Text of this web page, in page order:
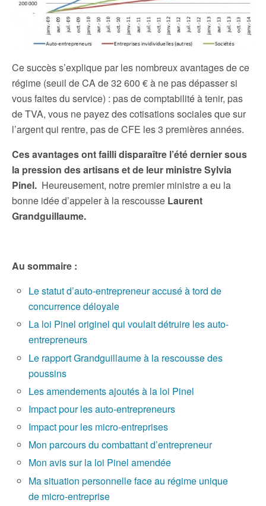
Ce succès s’explique par les nombreux avantages de ce
régime (seuil de CA de 32 600 € à ne pas dépasser si
vous faites du service) : pas de comptabilité à tenir, pas
de TVA, vous ne payez des cotisations sociales que sur
l’argent qui rentre, pas de CFE les 3 premières années.
Ces avantages ont failli disparaître l’été dernier sous
la pression des artisans et de leur ministre Sylvia
Pinel. Heureusement, notre premier ministre a eu la
bonne idée d’appeler à la rescousse Laurent
Grandguillaume.
Au sommaire :
Le statut d’auto-entrepreneur accusé à tord de
concurrence déloyale
La loi Pinel originel qui voulait détruire les auto-
entrepreneurs
Le rapport Grandguillaume à la rescousse des
poussins
Les amendements ajoutés à la loi Pinel
Impact pour les auto-entrepreneurs
Impact pour les micro-entreprises
Mon parcours du combattant d’entrepreneur
Mon avis sur la loi Pinel amendée
Ma situation personnelle face au régime unique
de micro-entreprise